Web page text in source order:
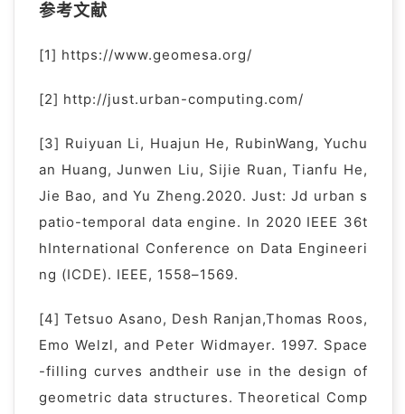
参考文献
[1] https://www.geomesa.org/
[2] http://just.urban-computing.com/
[3] Ruiyuan Li, Huajun He, RubinWang, Yuchu
an Huang, Junwen Liu, Sijie Ruan, Tianfu He,
Jie Bao, and Yu Zheng.2020. Just: Jd urban s
patio-temporal data engine. In 2020 IEEE 36t
hInternational Conference on Data Engineeri
ng (ICDE). IEEE, 1558–1569.
[4] Tetsuo Asano, Desh Ranjan,Thomas Roos,
Emo Welzl, and Peter Widmayer. 1997. Space
-filling curves andtheir use in the design of
geometric data structures. Theoretical Comp